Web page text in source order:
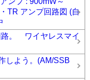
TR アンプ回路図 (自
。 ワイヤレスマイ
しよう。(AM/SSB